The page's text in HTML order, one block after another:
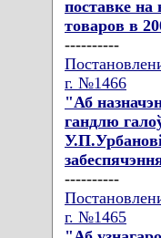
поставке
товаров в
----------
г. №1466
"Аб
гандлю
----------
г. №1465